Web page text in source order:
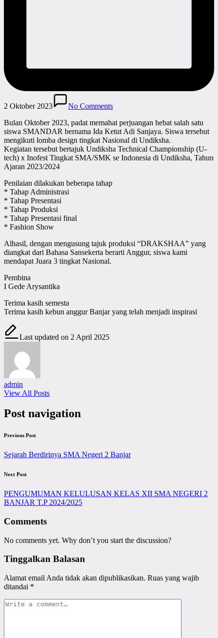
2 Oktober 2023
No Comments
Bulan Oktober 2023, padat memahat perjuangan hebat salah satu
siswa SMANDAR bernama Ida Ketut Adi Sanjaya. Siswa tersebut
mengikuti lomba design tingkat Nasional di Undiksha.
Kegiatan tersebut bertajuk Undiksha Technical Championship (U-
tech) x Inofest Tingkat SMA/SMK se Indonesia di Undiksha, Tahun
Ajaran 2023/2024
Penilaian dilakukan beberapa tahap
* Tahap Administrasi
* Tahap Presentasi
* Tahap Produksi
* Tahap Presentasi final
* Fashion Show
Alhasil, dengan mengusung tajuk produksi “DRAKSHAA” yang
diangkat dari Bahasa Sansekerta berarti Anggur, siswa kami
mendapat Juara 3 tingkat Nasional.
Pembina
I Gede Arysantika
Terima kasih semesta
Terima kasih kebun anggur Banjar yang telah menjadi inspirasi
Last updated on 2 April 2025
admin
View All Posts
Post navigation
Previous Post
Sejarah Berdirinya SMA Negeri 2 Banjar
Next Post
PENGUMUMAN KELULUSAN KELAS XII SMA NEGERI 2
BANJAR T.P 2024/2025
Comments
No comments yet. Why don’t you start the discussion?
Tinggalkan Balasan
Alamat email Anda tidak akan dipublikasikan. Ruas yang wajib
ditandai *